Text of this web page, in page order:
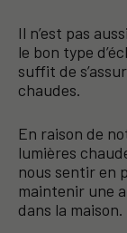
Il n’est pas
le bon type
suffit de
chaudes.
En raison de
lumières
nous sentir en
maintenir une
dans la maison.